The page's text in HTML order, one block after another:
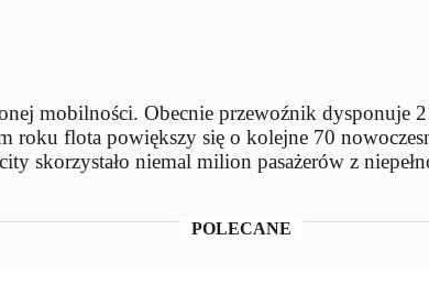
mobilności. Obecnie przewoźnik
roku flota powiększy się o kolejne 70
skorzystało niemal milion pasażerów z
POLECANE